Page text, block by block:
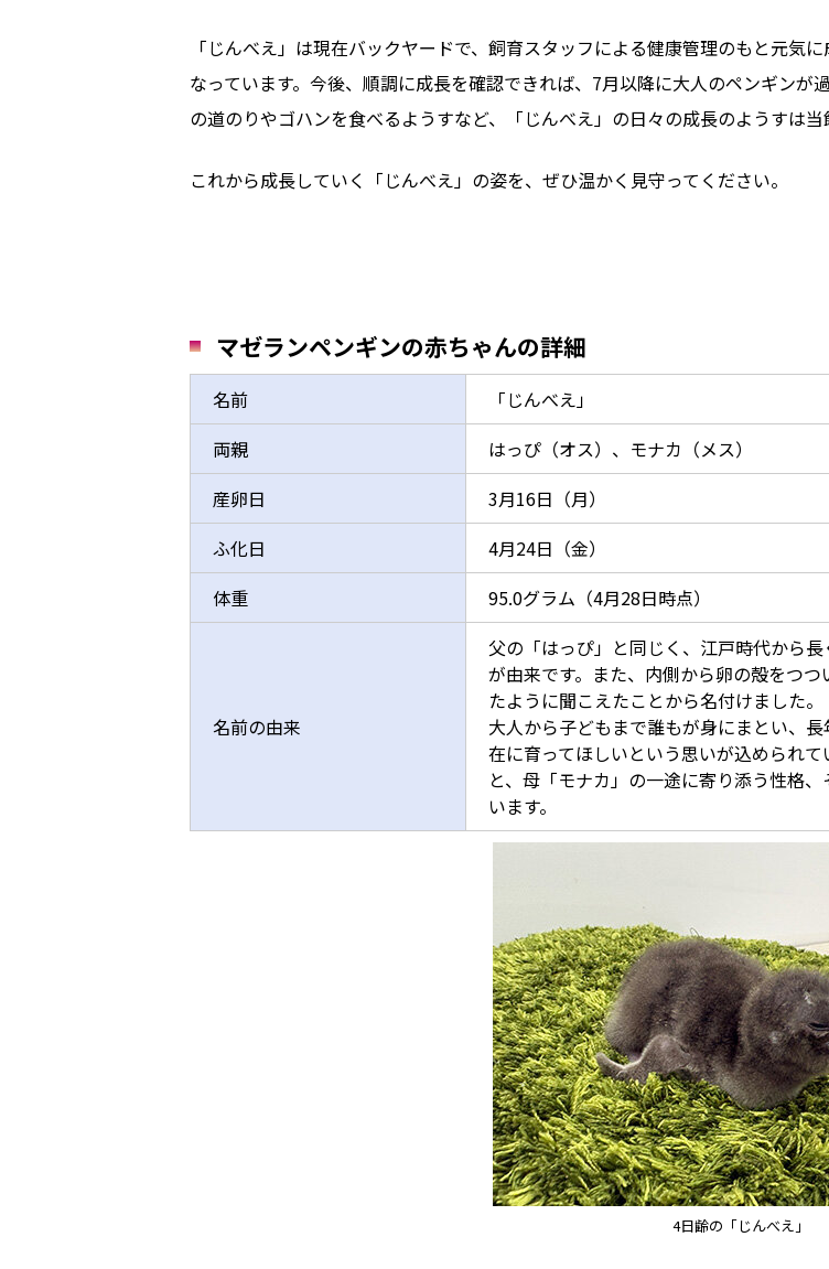
「じんべえ」は現在バックヤードで、飼育スタッフによる健康管理のもと元気
なっています。今後、順調に成長を確認できれば、7月以降に大人のペンギン
の道のりやゴハンを食べるようすなど、「じんべえ」の日々の成長のようすは当
これから成長していく「じんべえ」の姿を、ぜひ温かく見守ってください。
マゼランペンギンの赤ちゃんの詳細
名前
「じんべえ」
両親
はっぴ（オス）、モナカ（メス）
産卵日
3月16日（月）
ふ化日
4月24日（金）
体重
95.0グラム（4月28日時点）
名前の由来
父の「はっぴ」と同じく、江戸時代から
が由来です。また、内側から卵の殻をつ
たように聞こえたことから名付けました。
大人から子どもまで誰もが身にまとい、
在に育ってほしいという思いが込められ
と、母「モナカ」の一途に寄り添う性格
います。
4日齢の「じんべえ」